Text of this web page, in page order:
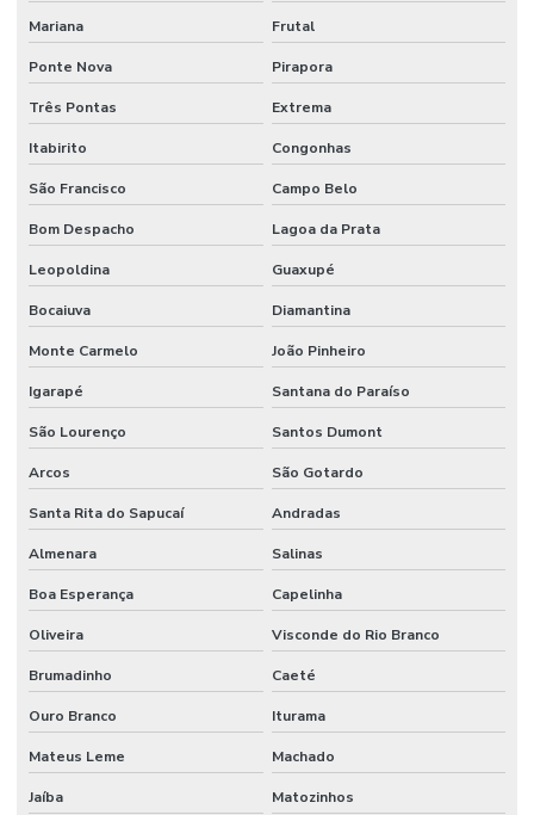
Mariana Frutal
Ponte Nova Pirapora
Três Pontas Extrema
Itabirito Congonhas
São Francisco Campo Belo
Bom Despacho Lagoa da Prata
Leopoldina Guaxupé
Bocaiuva Diamantina
Monte Carmelo João Pinheiro
Igarapé Santana do Paraíso
São Lourenço Santos Dumont
Arcos São Gotardo
Santa Rita do Sapucaí Andradas
Almenara Salinas
Boa Esperança Capelinha
Oliveira Visconde do Rio Branco
Brumadinho Caeté
Ouro Branco Iturama
Mateus Leme Machado
Jaíba Matozinhos